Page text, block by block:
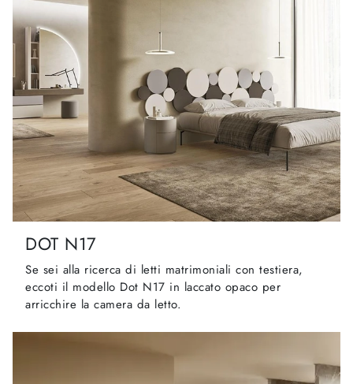
DOT N17
Se sei alla ricerca di letti matrimoniali con testiera,
eccoti il modello Dot N17 in laccato opaco per
arricchire la camera da letto.